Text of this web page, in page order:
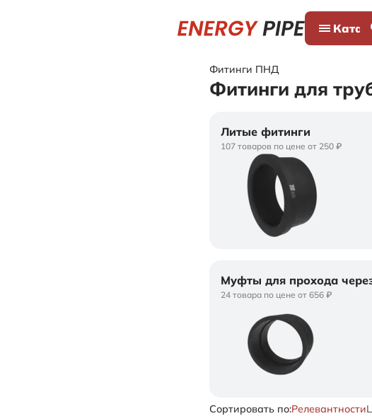
Фитинги ПНД
Фитинги для
Литые фитинги
107 товаров по цене от 250 ₽
Муфты для прохода
24 товара по цене от 656 ₽
Сортировать по:Релевантности